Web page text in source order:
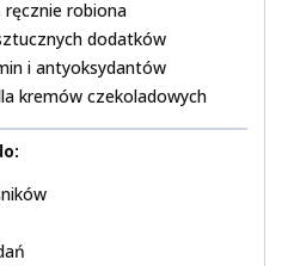
robiona
dodatków
i antyoksydantów
kremów czekoladowych